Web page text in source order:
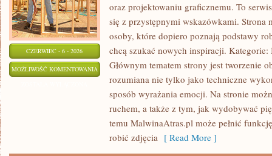
CZERWIEC - 6 - 2026
MOŻLIWOŚĆ KOMENTOWANIA PROJEKTY
KREATYWNE
TRIKI
oraz projektowaniu graficznemu. To
się z przystępnymi wskazówkami. Strona
osoby, które dopiero poznają podstawy
chcą szukać nowych inspiracji.
Głównym tematem strony jest tworzenie
rozumiana nie tylko jako techniczne
sposób wyrażania emocji. Na stronie
ruchem, a także z tym, jak wydobywać
temu MalwinaAtras.pl może pełnić
robić zdjęcia [ Read More ]